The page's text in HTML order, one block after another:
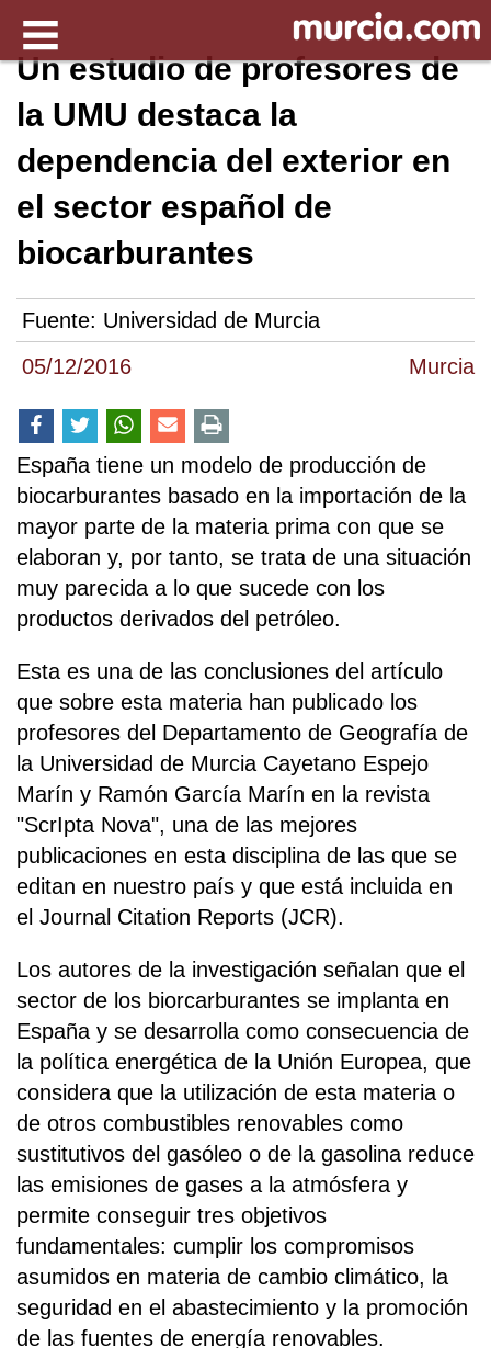
05/12/2016 Murcia
Un estudio de profesores de
la UMU destaca la
dependencia del exterior en
el sector español de
biocarburantes
Fuente: Universidad de Murcia
España tiene un modelo de producción de
biocarburantes basado en la importación de la
mayor parte de la materia prima con que se
elaboran y, por tanto, se trata de una situación
muy parecida a lo que sucede con los
productos derivados del petróleo.
Esta es una de las conclusiones del artículo
que sobre esta materia han publicado los
profesores del Departamento de Geografía de
la Universidad de Murcia Cayetano Espejo
Marín y Ramón García Marín en la revista
"ScrIpta Nova", una de las mejores
publicaciones en esta disciplina de las que se
editan en nuestro país y que está incluida en
el Journal Citation Reports (JCR).
Los autores de la investigación señalan que el
sector de los biorcarburantes se implanta en
España y se desarrolla como consecuencia de
la política energética de la Unión Europea, que
considera que la utilización de esta materia o
de otros combustibles renovables como
sustitutivos del gasóleo o de la gasolina reduce
las emisiones de gases a la atmósfera y
permite conseguir tres objetivos
fundamentales: cumplir los compromisos
asumidos en materia de cambio climático, la
seguridad en el abastecimiento y la promoción
de las fuentes de energía renovables.